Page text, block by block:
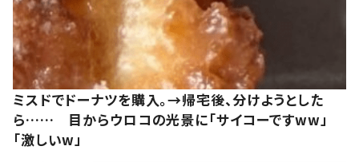
ミスドでドーナツを購入。→帰宅後、分けようとした
ら…… 目からウロコの光景に「サイコーですww」
「激しいw」